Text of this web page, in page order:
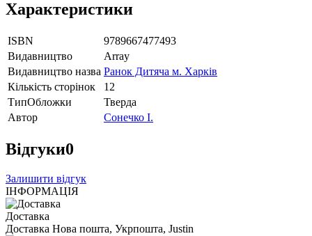
Характеристики
ISBN
9789667477493
Видавництво
Array
Видавництво назва Ранок Дитяча м. Харків
Кількість сторінок
12
ТипОбложки
Тверда
Автор
Сонечко І.
Відгуки0
Залишити відгук
ІНФОРМАЦІЯ
Доставка
Доставка Нова пошта, Укрпошта, Justin